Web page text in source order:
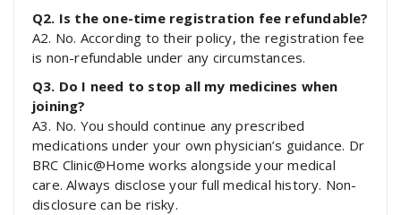
Q2. Is the one-time registration fee refundable?
A2. No. According to their policy, the registration fee
is non-refundable under any circumstances.
Q3. Do I need to stop all my medicines when
joining?
A3. No. You should continue any prescribed
medications under your own physician’s guidance. Dr
BRC Clinic@Home works alongside your medical
care. Always disclose your full medical history. Non-
disclosure can be risky.